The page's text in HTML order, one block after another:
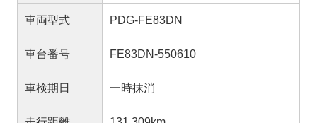
車両型式 PDG-FE83DN
車台番号 FE83DN-550610
車検期日 一時抹消